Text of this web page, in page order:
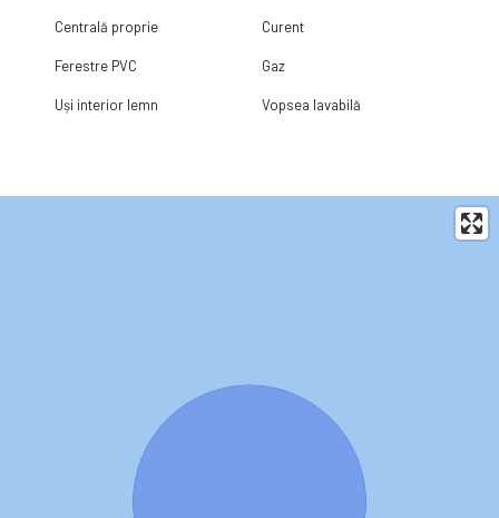
Centrală proprie Curent
Ferestre PVC Gaz
Uși interior lemn Vopsea lavabilă